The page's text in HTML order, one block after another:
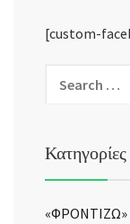
[custom-
Κατηγορίες
«ΦΡΟΝΤΙΖΩ»